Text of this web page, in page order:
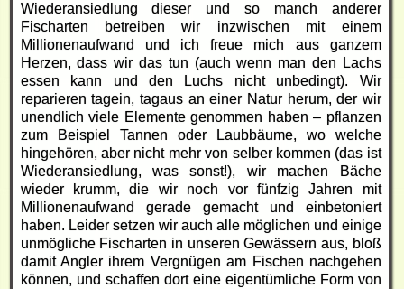
Wiederansiedlung dieser und so manch anderer
Fischarten betreiben wir inzwischen mit einem
Millionenaufwand und ich freue mich aus ganzem
Herzen, dass wir das tun (auch wenn man den Lachs
essen kann und den Luchs nicht unbedingt). Wir
reparieren tagein, tagaus an einer Natur herum, der wir
unendlich viele Elemente genommen haben – pflanzen
zum Beispiel Tannen oder Laubbäume, wo welche
hingehören, aber nicht mehr von selber kommen (das ist
Wiederansiedlung, was sonst!), wir machen Bäche
wieder krumm, die wir noch vor fünfzig Jahren mit
Millionenaufwand gerade gemacht und einbetoniert
haben. Leider setzen wir auch alle möglichen und einige
unmögliche Fischarten in unseren Gewässern aus, bloß
damit Angler ihrem Vergnügen am Fischen nachgehen
können, und schaffen dort eine eigentümliche Form von